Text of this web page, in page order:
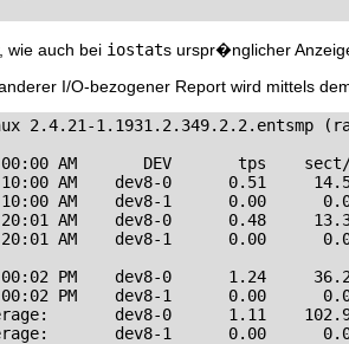
wie auch bei iostats urspr�nglicher
I/O-bezogener Report wird mittels
2.4.21-1.1931.2.349.2.2.entsmp
AM       DEV       tps
AM    dev8-0      0.51
AM    dev8-1      0.00
AM    dev8-0      0.48
AM    dev8-1      0.00
PM    dev8-0      1.24
PM    dev8-1      0.00
dev8-0      1.11
dev8-1      0.00